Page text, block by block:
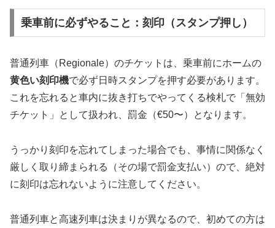
乗車前に必ずやること：刻印（スタンプ押し）
普通列車（Regionale）のチケットは、乗車前にホームの
黄色い刻印機で必ず日時スタンプを押す必要があります。
これを忘れると車内に抜き打ちでやってくる検札で「無効
チケット」として扱われ、罰金（€50〜）となります。
うっかり刻印を忘れてしまった場合でも、事情に関係なく
厳しく取り締まられる（その場で罰金支払い）ので、絶対
に刻印は忘れないように注意してください。
普通列車と高速列車は決まりが異なるので、初めての方は